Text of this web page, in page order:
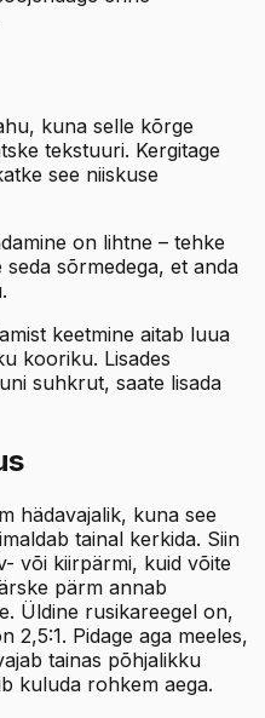
kuna selle kõrge
tekstuuri. Kergitage
see niiskuse
on lihtne – tehke
sõrmedega, et anda
keetmine aitab luua
kooriku. Lisades
suhkrut, saate lisada
hädavajalik, kuna see
tainal kerkida. Siin
või kiirpärmi, kuid võite
pärm annab
Üldine rusikareegel on,
2,5:1. Pidage aga meeles,
tainas põhjalikku
kuluda rohkem aega.